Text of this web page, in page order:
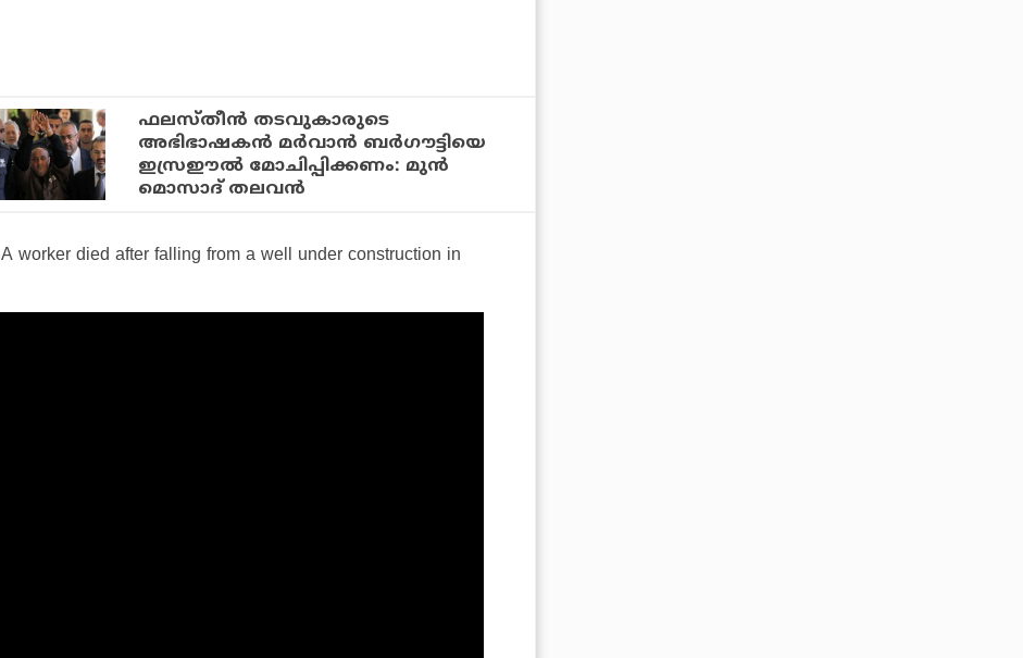
ഫലസ്തീന്‍ തടവുകാരുടെ
അഭിഭാഷകന്‍ മര്‍വാന്‍ ബര്‍ഗൗട്ടിയെ
ഇസ്രഈല്‍ മോചിപ്പിക്കണം: മുന്‍
മൊസാദ് തലവന്‍
A worker died after falling from a well under construction in